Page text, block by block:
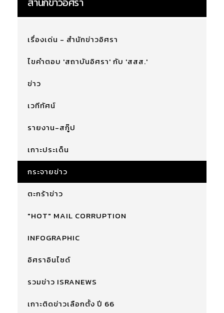
เรื่องเด่น - สำนักข่าวอิศรา
ไขคำตอบ 'สถาบันอิศรา' กับ 'สสส.'
ข่าว
เวทีทัศน์
รายงาน-สกู๊ป
เกาะประเด็น
กระจายข่าว
ตะกร้าข่าว
"HOT" MAIL CORRUPTION
INFOGRAPHIC
อิศราอินไซด์
รวมข่าว ISRANEWS
เกาะติดข่าวเลือกตั้ง ปี 66